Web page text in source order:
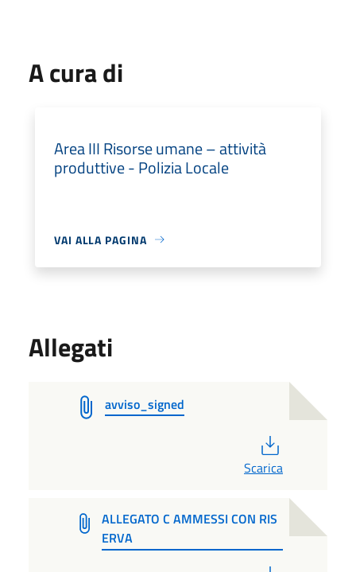
A cura di
Area III Risorse umane – attività
produttive - Polizia Locale
VAI ALLA PAGINA
Allegati
avviso_signed
Scarica
ALLEGATO C AMMESSI CON RIS
ERVA